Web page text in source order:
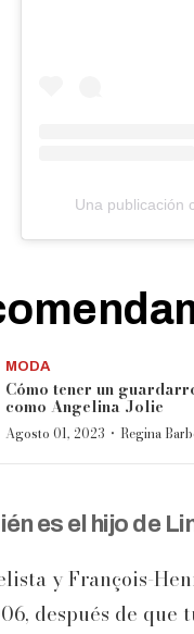
Una publicación
MODA
Cómo tener un
como Angelina Jolie
Agosto 01, 2023 · Regina
es el hijo de
y François-
después de que